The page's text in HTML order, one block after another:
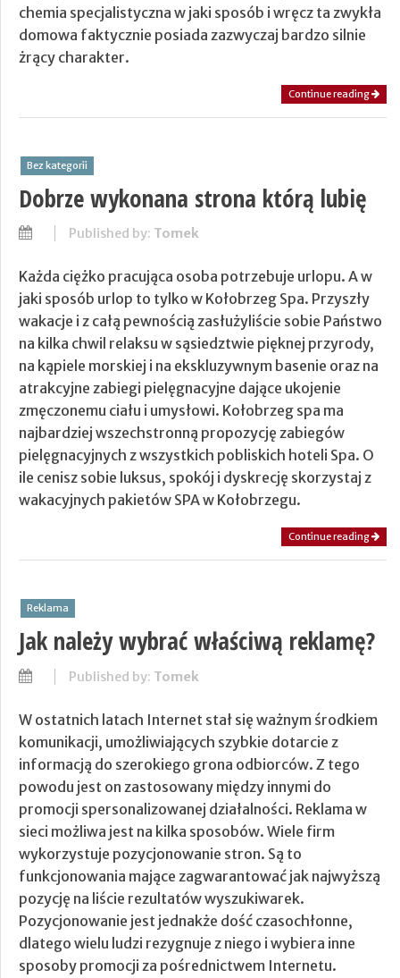
chemia specjalistyczna w jaki sposób i wręcz ta zwykła
domowa faktycznie posiada zazwyczaj bardzo silnie
żrący charakter.
Continue reading
Bez kategorii
Dobrze wykonana strona którą lubię
Published by: Tomek
Każda ciężko pracująca osoba potrzebuje urlopu. A w
jaki sposób urlop to tylko w Kołobrzeg Spa. Przyszły
wakacje i z całą pewnością zasłużyliście sobie Państwo
na kilka chwil relaksu w sąsiedztwie pięknej przyrody,
na kąpiele morskiej i na ekskluzywnym basenie oraz na
atrakcyjne zabiegi pielęgnacyjne dające ukojenie
zmęczonemu ciału i umysłowi. Kołobrzeg spa ma
najbardziej wszechstronną propozycję zabiegów
pielęgnacyjnych z wszystkich pobliskich hoteli Spa. O
ile cenisz sobie luksus, spokój i dyskrecję skorzystaj z
wakacyjnych pakietów SPA w Kołobrzegu.
Continue reading
Reklama
Jak należy wybrać właściwą reklamę?
Published by: Tomek
W ostatnich latach Internet stał się ważnym środkiem
komunikacji, umożliwiających szybkie dotarcie z
informacją do szerokiego grona odbiorców. Z tego
powodu jest on zastosowany między innymi do
promocji spersonalizowanej działalności. Reklama w
sieci możliwa jest na kilka sposobów. Wiele firm
wykorzystuje pozycjonowanie stron. Są to
funkcjonowania mające zagwarantować jak najwyższą
pozycję na liście rezultatów wyszukiwarek.
Pozycjonowanie jest jednakże dość czasochłonne,
dlatego wielu ludzi rezygnuje z niego i wybiera inne
sposoby promocji za pośrednictwem Internetu.